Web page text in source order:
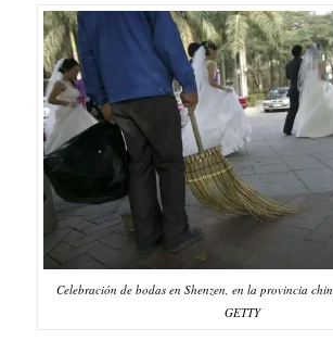
Celebración de bodas en Shenzen, en la provincia
GETTY